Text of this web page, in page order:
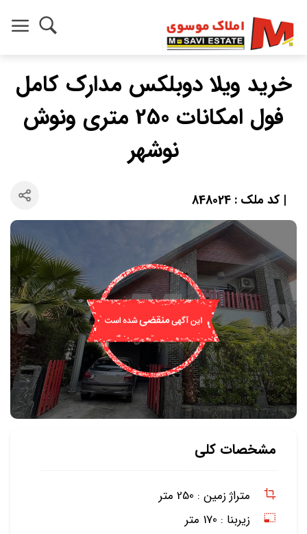
خرید ویلا دوبلکس مدارک کامل
فول امکانات 250 متری ونوش
نوشهر
| کد ملک : 848024
مشخصات کلی
متراژ زمین : 250 متر
زیربنا : 170 متر